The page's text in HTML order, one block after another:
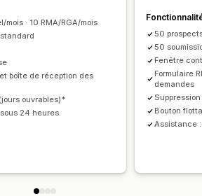
mois · 10 RMA/RGA/mois
boîte de réception des
ouvrables)*
24 heures.
50
50
Fenêtre
Formulaire
demandes
Bouton
Assistance